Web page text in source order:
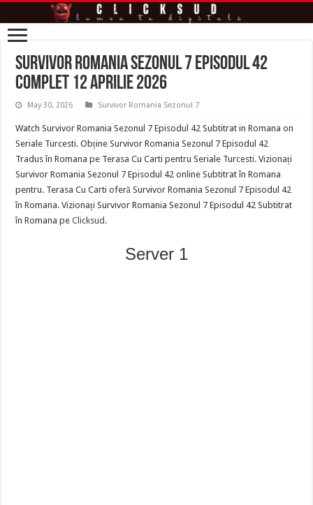
Survivor Romania Sezonul 7 Episodul 42
complet 12 Aprilie 2026
May 30, 2026 Survivor Romania Sezonul 7
Watch Survivor Romania Sezonul 7 Episodul 42 Subtitrat in Romana on
Seriale Turcesti. Obține Survivor Romania Sezonul 7 Episodul 42
Tradus în Romana pe Terasa Cu Carti pentru Seriale Turcesti. Vizionați
Survivor Romania Sezonul 7 Episodul 42 online Subtitrat în Romana
pentru. Terasa Cu Carti oferă Survivor Romania Sezonul 7 Episodul 42
în Romana. Vizionați Survivor Romania Sezonul 7 Episodul 42 Subtitrat
în Romana peClicksud .
Server 1